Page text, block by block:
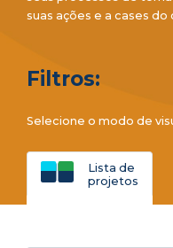
suas ações e a cases do
Filtros:
Selecione o modo de
Lista de
projetos